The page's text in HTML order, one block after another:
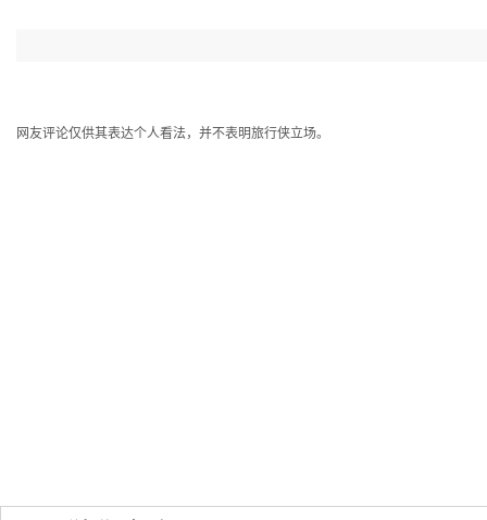
网友评论仅供其表达个人看法，并不表明旅行侠立场。